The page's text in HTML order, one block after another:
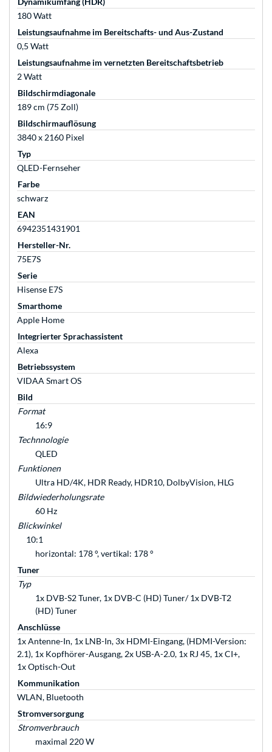
180 Watt
Leistungsaufnahme im Bereitschafts- und Aus-Zustand
0,5 Watt
Leistungsaufnahme im vernetzten Bereitschaftsbetrieb
2 Watt
Bildschirmdiagonale
189 cm (75 Zoll)
Bildschirmauflösung
3840 x 2160 Pixel
Typ
QLED-Fernseher
Farbe
schwarz
EAN
6942351431901
Hersteller-Nr.
75E7S
Serie
Hisense E7S
Smarthome
Apple Home
Integrierter Sprachassistent
Alexa
Betriebssystem
VIDAA Smart OS
Bild
Format
16:9
Technnologie
QLED
Funktionen
Ultra HD/4K, HDR Ready, HDR10, DolbyVision, HLG
Bildwiederholungsrate
60 Hz
Blickwinkel
10:1
horizontal: 178 °, vertikal: 178 °
Tuner
Typ
1x DVB-S2 Tuner, 1x DVB-C (HD) Tuner/ 1x DVB-T2
(HD) Tuner
Anschlüsse
1x Antenne-In, 1x LNB-In, 3x HDMI-Eingang, (HDMI-Version:
2.1), 1x Kopfhörer-Ausgang, 2x USB-A-2.0, 1x RJ 45, 1x CI+,
1x Optisch-Out
Kommunikation
WLAN, Bluetooth
Stromversorgung
Stromverbrauch
maximal 220 W